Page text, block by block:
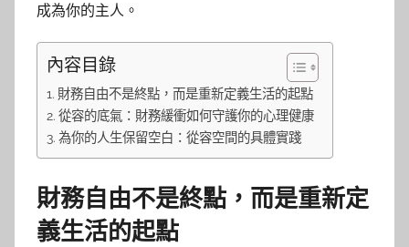
成為你的主人。
內容目錄
財務自由不是終點，而是重新定義生活的起點
從容的底氣：財務緩衝如何守護你的心理健康
為你的人生保留空白：從容空間的具體實踐
財務自由不是終點，而是重新定
義生活的起點